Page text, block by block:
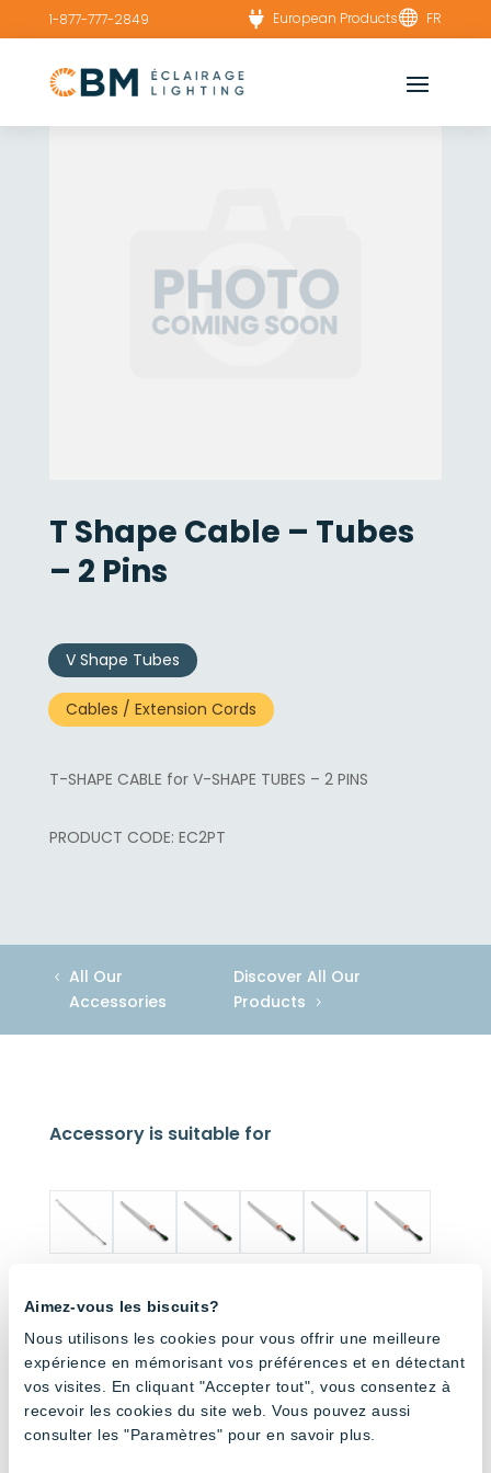
Aimez-vous les biscuits?
Nous utilisons les cookies pour vous offrir une meilleure
expérience en mémorisant vos préférences et en détectant
vos visites. En cliquant "Accepter tout", vous consentez à
recevoir les cookies du site web. Vous pouvez aussi
consulter les "Paramètres" pour en savoir plus.
1-877-777-2849  European Products FR
T Shape Cable – Tubes
– 2 Pins
V Shape Tubes
Cables / Extension Cords
T-SHAPE CABLE for V-SHAPE TUBES – 2 PINS
EC2PT
All Our
Accessories
Discover All Our
Products
Accessory is suitable for
Tube –
6500K
Cage
system
V-
Shape
Tube –
3000K
Cage
system
V-
Shape
Tube –
Amber
Tube –
Full
Spectru
m
Tube –
6500K
Tube –
4000K